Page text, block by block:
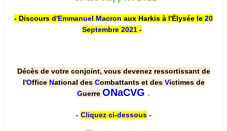
- Discours d'Emmanuel Macron aux Harkis à l'Élysée le 20
Septembre 2021 -
Décès de votre conjoint, vous devenez ressortissant de
l'Office National des Combattants et des Victimes de
Guerre ONaCVG .
- Cliquez ci-dessous-